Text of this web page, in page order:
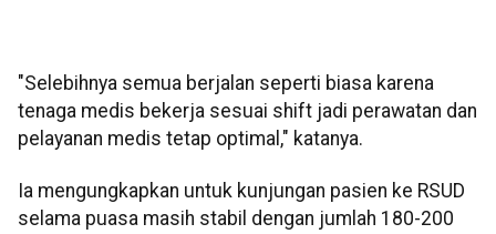
"Selebihnya semua berjalan seperti biasa karena
tenaga medis bekerja sesuai shift jadi perawatan dan
pelayanan medis tetap optimal," katanya.
Ia mengungkapkan untuk kunjungan pasien ke RSUD
selama puasa masih stabil dengan jumlah 180-200